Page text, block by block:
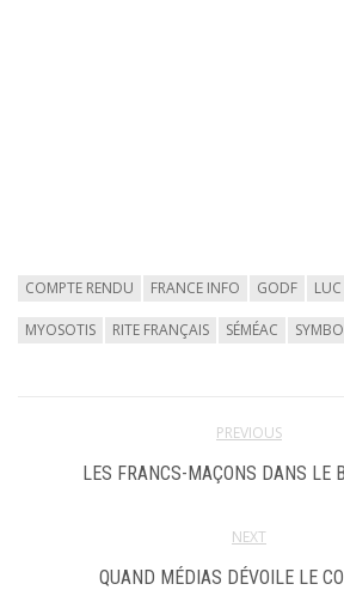
COMPTE RENDU FRANCE INFO GODF
MYOSOTIS RITE FRANÇAIS SÉMÉAC
PREVIOUS
LES FRANCS-MAÇONS DANS LE
NEXT
QUAND MÉDIAS DÉVOILE LE